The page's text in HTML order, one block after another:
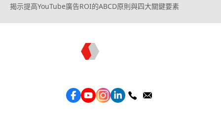
揭示提高YouTube廣告ROI的ABCD原則與四大關鍵要素